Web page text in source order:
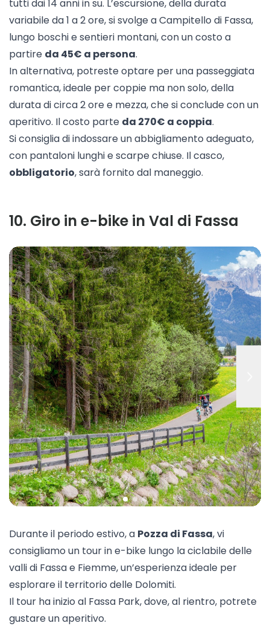
tutti dai 14 anni in su. L’escursione, della durata
variabile da 1 a 2 ore, si svolge a Campitello di Fassa,
lungo boschi e sentieri montani, con un costo a
partire da 45€ a persona.
In alternativa, potreste optare per una passeggiata
romantica, ideale per coppie ma non solo, della
durata di circa 2 ore e mezza, che si conclude con un
aperitivo. Il costo parte da 270€ a coppia.
Si consiglia di indossare un abbigliamento adeguato,
con pantaloni lunghi e scarpe chiuse. Il casco,
obbligatorio, sarà fornito dal maneggio.
10. Giro in e-bike in Val di Fassa
Durante il periodo estivo, a Pozza di Fassa, vi
consigliamo un tour in e-bike lungo la ciclabile delle
valli di Fassa e Fiemme, un’esperienza ideale per
esplorare il territorio delle Dolomiti.
Il tour ha inizio al Fassa Park, dove, al rientro, potrete
gustare un aperitivo.